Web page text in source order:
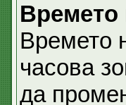
Времето
Времето
часова
да